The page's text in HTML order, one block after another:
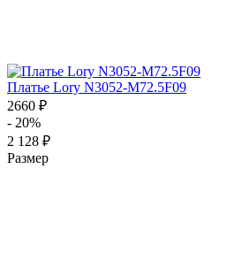
Платье Lory N3052-M72.5F09
2660 ₽
- 20%
2 128 ₽
Размер